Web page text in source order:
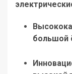
большой